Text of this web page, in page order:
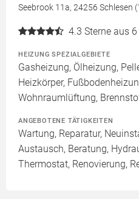
Seebrook 11a, 24256 Schlesen
4.3 Sterne aus
HEIZUNG SPEZIALGEBIETE
Gasheizung, Ölheizung,
Heizkörper,
Wohnraumlüftung,
ANGEBOTENE TÄTIGKEITEN
Wartung, Reparatur,
Austausch, Beratung,
Thermostat, Renovierung,